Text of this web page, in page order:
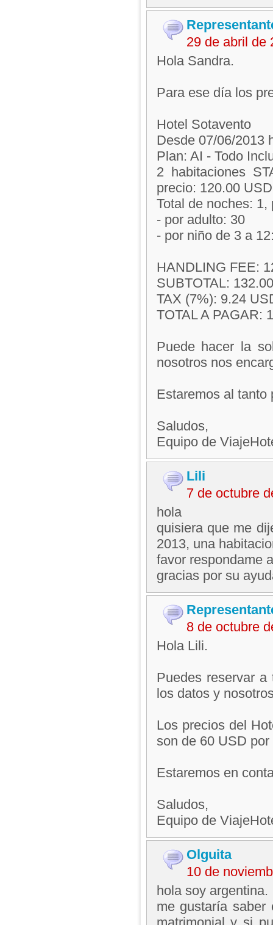
29 de abril de
Hola Sandra.
Para ese día los
Hotel Sotavento
Desde 07/06/2013
Plan: AI - Todo
2 habitaciones
precio: 120.00 USD
Total de noches:
- por adulto: 30
- por niño de 3 a
HANDLING FEE:
SUBTOTAL:
TAX (7%): 9.24
TOTAL A PAGAR:
Puede hacer la
nosotros nos
Estaremos al tanto
Saludos,
Equipo de
Lili
7 de octubre
hola
quisiera que me
2013, una
favor respondame
gracias por su
8 de octubre
Hola Lili.
Puedes reservar
los datos y
Los precios del
son de 60 USD
Estaremos en
Saludos,
Equipo de
Olguita
10 de
hola soy argentina.
me gustaría